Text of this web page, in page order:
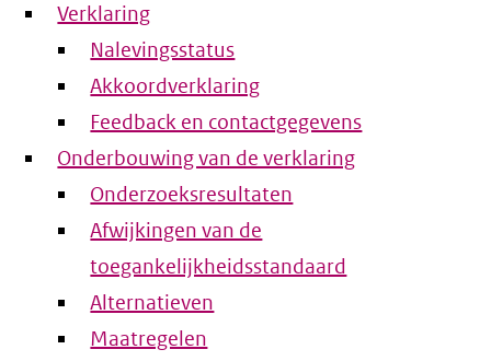
Verklaring
Nalevingsstatus
Akkoordverklaring
Feedback en contactgegevens
Onderbouwing van de verklaring
Onderzoeksresultaten
Afwijkingen van de
toegankelijkheidsstandaard
Alternatieven
Maatregelen